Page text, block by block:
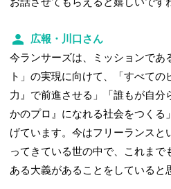
広報・川口さん
今ランサーズは、ミッションであ
ト」の実現に向けて、「すべて
力』で前進させる」「誰もが自分
かのプロ』になれる社会をつくる
げています。今はフリーランスと
ってきている世の中で、これまで
ある大義があることをしていると